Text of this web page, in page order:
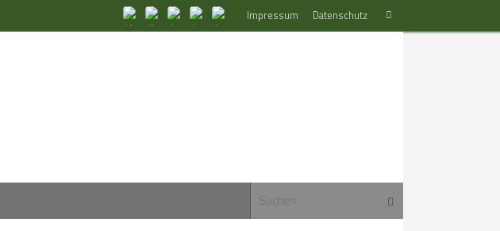
Impressum Datenschutz
nach:
Suchen
Suchen